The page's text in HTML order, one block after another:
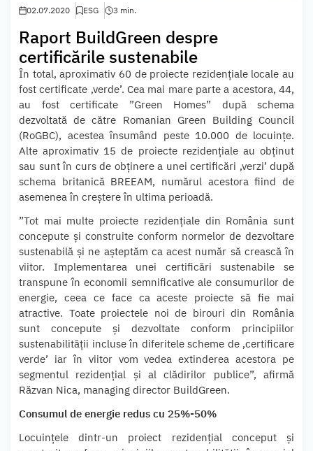
02.07.2020 ESG 3 min.
Raport BuildGreen despre
certificările sustenabile
În total, aproximativ 60 de proiecte rezidențiale locale au
fost certificate ‚verde’. Cea mai mare parte a acestora, 44,
au fost certificate ”Green Homes” după schema
dezvoltată de către Romanian Green Building Council
(RoGBC), acestea însumând peste 10.000 de locuințe.
Alte aproximativ 15 de proiecte rezidențiale au obținut
sau sunt în curs de obținere a unei certificări ‚verzi’ după
schema britanică BREEAM, numărul acestora fiind de
asemenea în creștere în ultima perioadă.
”Tot mai multe proiecte rezidențiale din România sunt
concepute și construite conform normelor de dezvoltare
sustenabilă și ne așteptăm ca acest număr să crească în
viitor. Implementarea unei certificări sustenabile se
transpune în economii semnificative ale consumurilor de
energie, ceea ce face ca aceste proiecte să fie mai
atractive. Toate proiectele noi de birouri din România
sunt concepute și dezvoltate conform principiilor
sustenabilității incluse în diferitele scheme de ‚certificare
verde’ iar în viitor vom vedea extinderea acestora pe
segmentul rezidențial și al clădirilor publice”, afirmă
Răzvan Nica, managing director BuildGreen.
Consumul de energie redus cu 25%-50%
Locuințele dintr-un proiect rezidențial conceput și